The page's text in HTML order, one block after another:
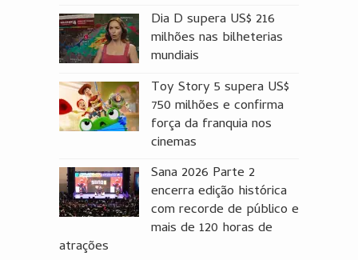
Dia D supera US$ 216
milhões nas bilheterias
mundiais
Toy Story 5 supera US$
750 milhões e confirma
força da franquia nos
cinemas
Sana 2026 Parte 2
encerra edição histórica
com recorde de público e
mais de 120 horas de
atrações